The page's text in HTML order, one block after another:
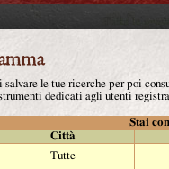
le tue ricerche per poi
dedicati agli utenti
Stai
Città
Tutte